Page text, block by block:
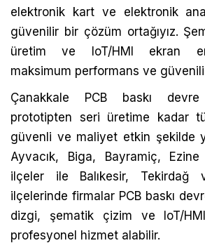
elektronik kart ve elektronik
güvenilir bir çözüm ortağıyız.
üretim ve IoT/HMI ekran
maksimum performans ve
Çanakkale PCB baskı
prototipten seri üretime kadar
güvenli ve maliyet etkin şekilde
Ayvacık, Biga, Bayramiç,
ilçeler ile Balıkesir, Tekirdağ
ilçelerinde firmalar PCB baskı
dizgi, şematik çizim ve IoT/
profesyonel hizmet alabilir.